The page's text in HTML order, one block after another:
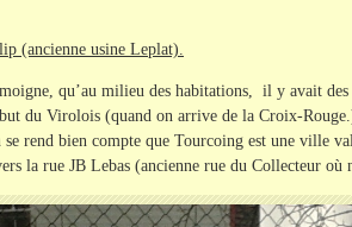
(ancienne usine Leplat).
qu’au milieu des habitations, il y avait
du Virolois (quand on arrive de la Croix-
rend bien compte que Tourcoing est une ville
la rue JB Lebas (ancienne rue du Collecteur